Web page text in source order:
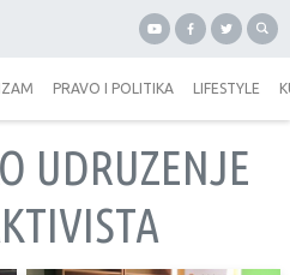
PRAVO I POLITIKA LIFESTYLE
UDRUZENJE